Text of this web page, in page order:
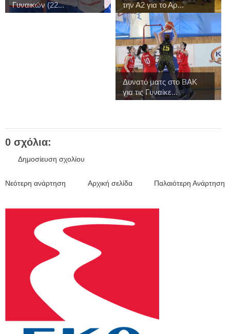
Γυναικών (22...
την Α2 για το Αρ...
Δυνατό ματς στο ΒΑΚ
για τις Γυναίκε...
0 σχόλια:
Δημοσίευση σχολίου
Νεότερη ανάρτηση Παλαιότερη Ανάρτηση
Αρχική σελίδα